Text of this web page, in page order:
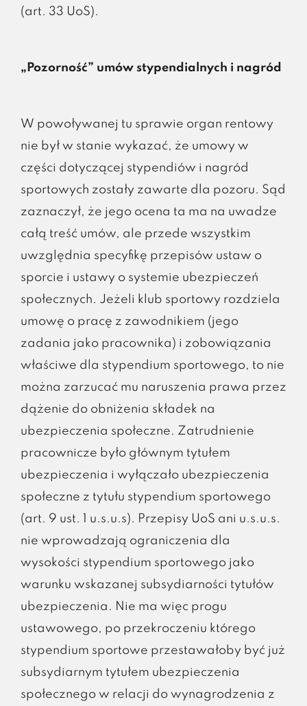
(art. 33 UoS).
„Pozorność” umów stypendialnych i nagród
W powoływanej tu sprawie organ rentowy
nie był w stanie wykazać, że umowy w
części dotyczącej stypendiów i nagród
sportowych zostały zawarte dla pozoru. Sąd
zaznaczył, że jego ocena ta ma na uwadze
całą treść umów, ale przede wszystkim
uwzględnia specyfikę przepisów ustaw o
sporcie i ustawy o systemie ubezpieczeń
społecznych. Jeżeli klub sportowy rozdziela
umowę o pracę z zawodnikiem (jego
zadania jako pracownika) i zobowiązania
właściwe dla stypendium sportowego, to nie
można zarzucać mu naruszenia prawa przez
dążenie do obniżenia składek na
ubezpieczenia społeczne. Zatrudnienie
pracownicze było głównym tytułem
ubezpieczenia i wyłączało ubezpieczenia
społeczne z tytułu stypendium sportowego
(art. 9 ust. 1 u.s.u.s). Przepisy UoS ani u.s.u.s.
nie wprowadzają ograniczenia dla
wysokości stypendium sportowego jako
warunku wskazanej subsydiarności tytułów
ubezpieczenia. Nie ma więc progu
ustawowego, po przekroczeniu którego
stypendium sportowe przestawałoby być już
subsydiarnym tytułem ubezpieczenia
społecznego w relacji do wynagrodzenia z